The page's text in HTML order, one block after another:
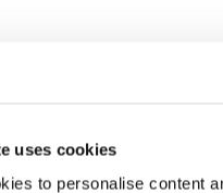
uses cookies
to personalise content
produkter der
0,1 vektprosent